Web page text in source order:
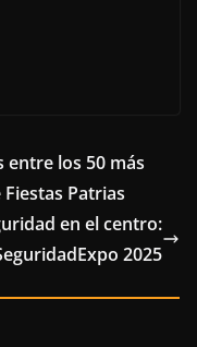
entre los 50 más
Patrias
en el centro:
2025